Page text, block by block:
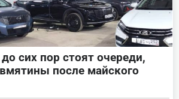
сих пор стоят очереди,
после майского